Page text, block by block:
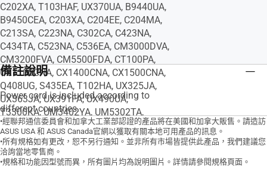
C202XA, T103HAF, UX370UA, B9440UA,
B9450CEA, C203XA, C204EE, C204MA,
C213SA, C223NA, C302CA, C423NA,
C434TA, C523NA, C536EA, CM3000DVA,
CM3200FVA, CM5500FDA, CT100PA,
CX1100CNA, CX1400CNA, CX1500CNA,
Q408UG, S435EA, T102HA, UX325JA,
UX363JA, UX391FA, UX490UA,
T3300KA, UM3402YA, UM5302TA,
UX325SA, UX325UAZ, UX3402ZA,
UX392FA, UX392FN, UX425IA, UX425SA,
UX425UA, UX425UAZ, UX425UG,
UX435EA, UX435EGL, X435EA,
備註說明
Power cord is included according to
different countries.
•經聯邦通信委員會和加拿大工業部認證的產品將在美國和加拿大販售。請造訪
ASUS USA 和 ASUS Canada官網以獲取有關本地可用產品的訊息。
•所有規格如有更改，恕不另行通知。並非所有市場皆提供此產品，我們建議您
洽詢當地零售商。
•規格和功能因型號而異，所有圖片均為說明圖片。詳情請參閱規格頁面。